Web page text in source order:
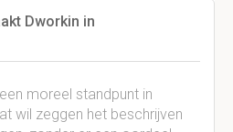
Dworkin in
moreel standpunt in
wil zeggen het beschrijven